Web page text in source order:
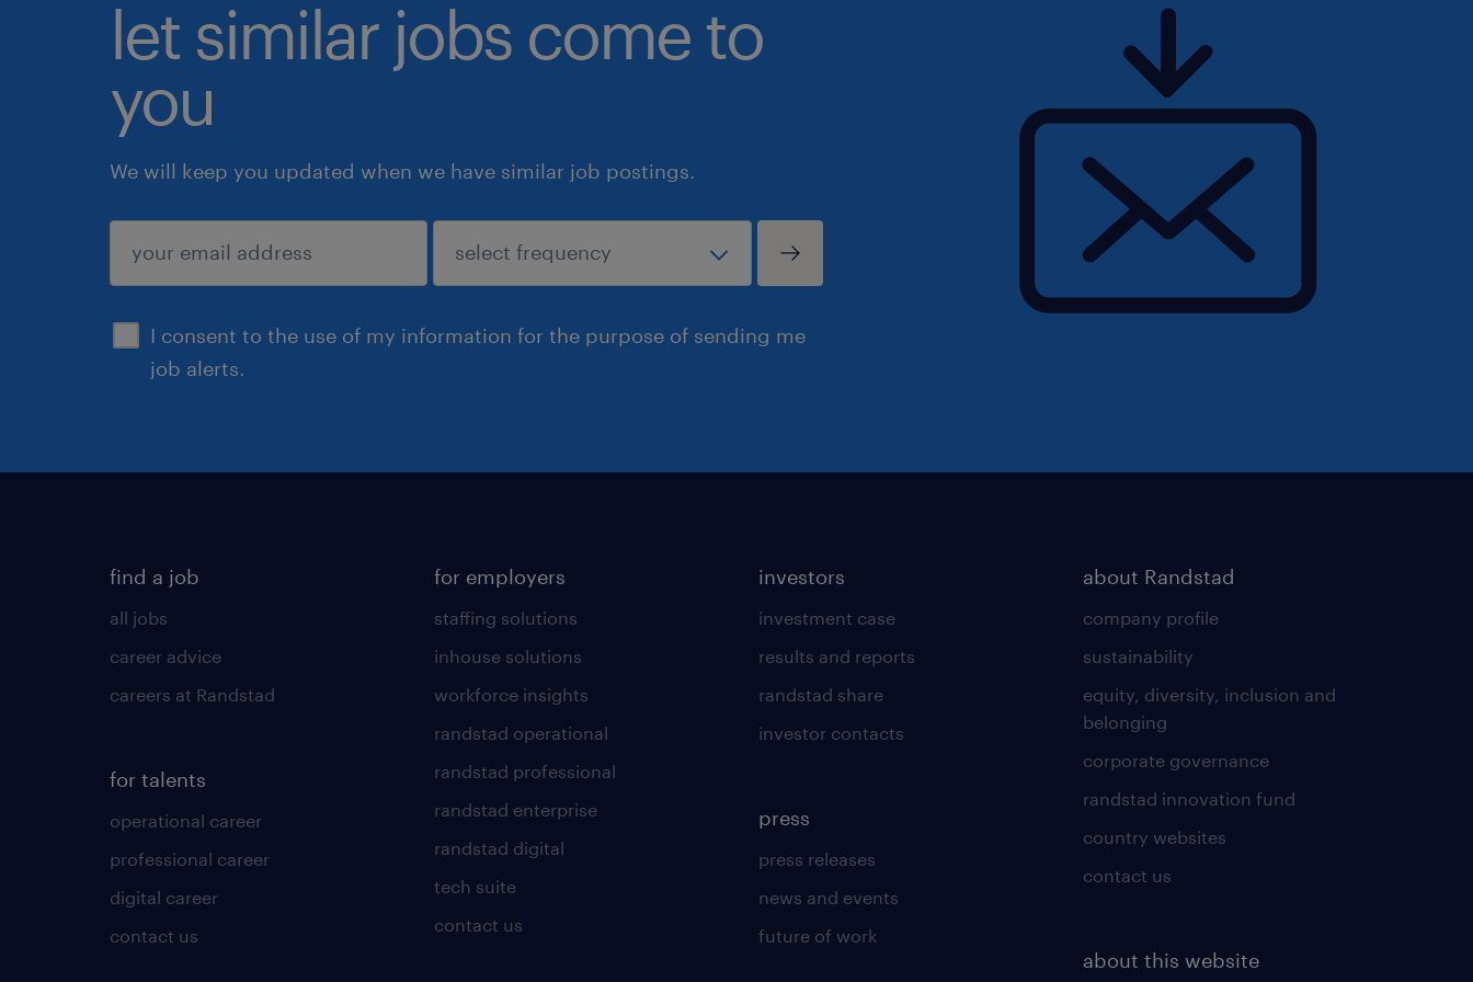
let similar jobs come to
you
We will keep you updated when we have similar job postings.
I consent to the use of my information for the purpose of sending me
job alerts.
submit
find a job
all jobs
career advice
careers at Randstad
for talents
operational career
professional career
digital career
contact us
for employers
staffing solutions
inhouse solutions
workforce insights
randstad operational
randstad professional
randstad enterprise
randstad digital
tech suite
contact us
investors
investment case
results and reports
randstad share
investor contacts
press
press releases
news and events
future of work
about Randstad
company profile
sustainability
equity, diversity, inclusion and
belonging
corporate governance
randstad innovation fund
country websites
contact us
about this website